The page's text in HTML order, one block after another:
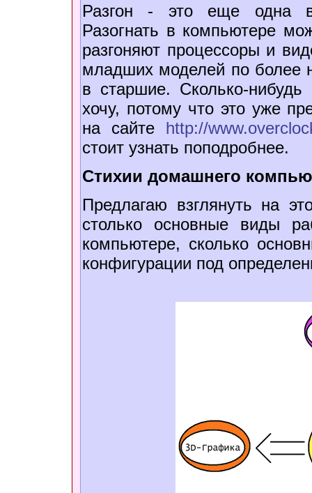
Разгон - это еще одна
Разогнать в компьютере
разгоняют процессоры и
младших моделей по более
в старшие. Сколько-
хочу, потому что это уже
на сайте http://
стоит узнать поподробнее.
Стихии домашнего
Предлагаю взглянуть на
столько основные виды
компьютере, сколько
конфигурации под